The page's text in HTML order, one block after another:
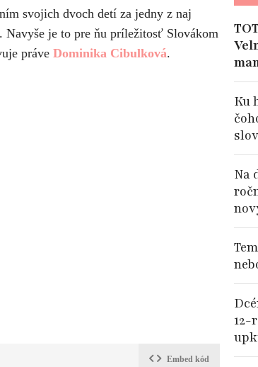
svojich dvoch detí za jedny z naj
je to pre ňu príležitosť Slovákom
práve Dominika Cibulková.
Embed kód
Ku
Na
12-